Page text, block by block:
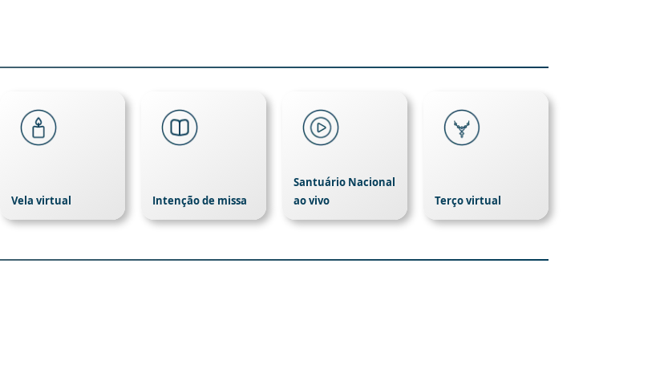
Terço virtual
Intenção de missa
Vela virtual
Santuário Nacional
ao vivo